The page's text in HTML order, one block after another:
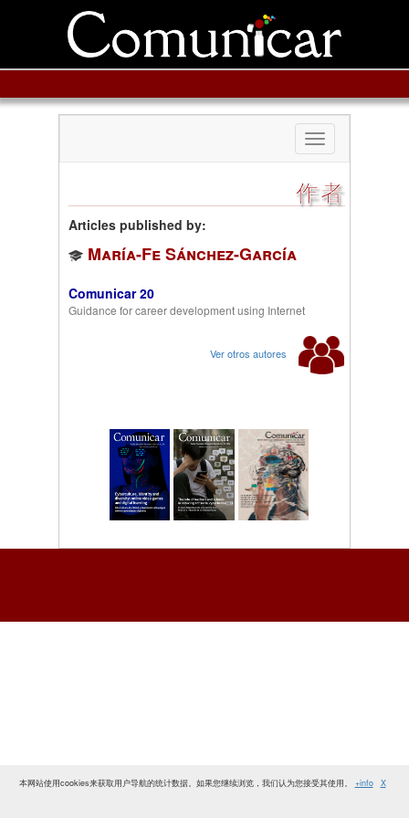
Toggle
navigation
作者
Articles published by:
María-Fe Sánchez-García
Comunicar 20
Guidance for career development using Internet
Ver otros autores
本网站使用cookies来获取用户导航的统计数据。如果您继续浏览，我们认为您接受其使用。 +info X